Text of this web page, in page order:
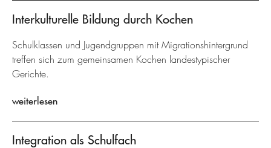
Interkulturelle Bildung durch Kochen
Schulklassen und Jugendgruppen mit Migrationshintergrund
treffen sich zum gemeinsamen Kochen landestypischer
Gerichte.
weiterlesen
Integration als Schulfach